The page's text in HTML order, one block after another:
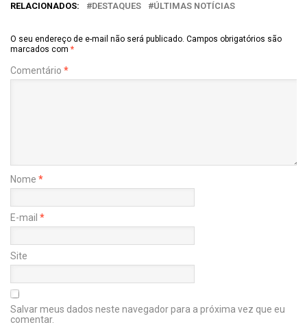
RELACIONADOS: DESTAQUES ÚLTIMAS NOTÍCIAS
O seu endereço de e-mail não será publicado. Campos obrigatórios são
marcados com *
Comentário *
Nome *
E-mail *
Site
Salvar meus dados neste navegador para a próxima vez que eu
comentar.